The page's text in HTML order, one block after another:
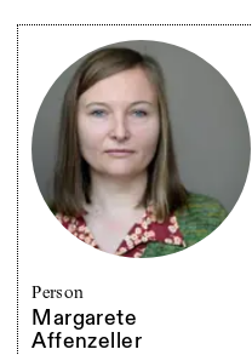
Person
Margarete
Affenzeller